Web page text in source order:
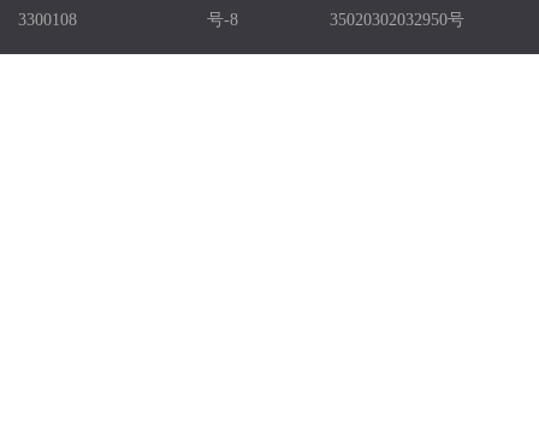
3300108
号-8
35020302032950号